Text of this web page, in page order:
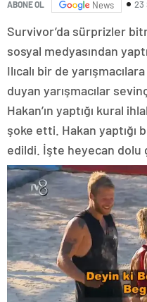
ABONE OL News 23
Survivor’da sürprizler
sosyal medyasından
Ilıcalı bir de
duyan yarışmacılar
Hakan’ın yaptığı kural
şoke etti. Hakan yaptığı
edildi. İşte heyecan dolu